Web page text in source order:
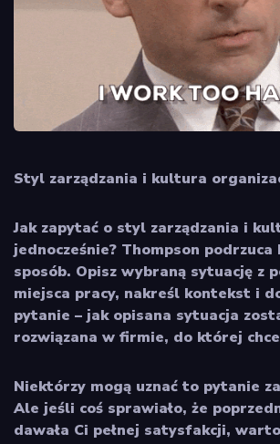
Styl zarządzania i kultura
Jak zapytać o styl zarządzania i
jednocześnie? Thompson
sposób. Opisz wybraną sytuację z
miejsca pracy, nakreśl kontekst i
pytanie – jak opisana sytuacja
rozwiązana w firmie, do której
Niektórzy mogą uznać to pytanie
Ale jeśli coś sprawiało, że
dawała Ci pełnej satysfakcji,